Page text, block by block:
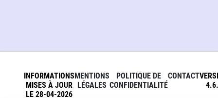
INFORMATIONS
MISES À JOUR
LE 28-04-2026
MENTIONS
LÉGALES
POLITIQUE DE
CONFIDENTIALITÉ
CONTACT